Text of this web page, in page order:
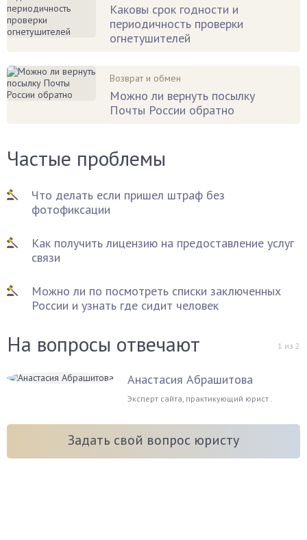
Каковы срок годности и
периодичность проверки
огнетушителей
Возврат и обмен
Можно ли вернуть посылку
Почты России обратно
Частые проблемы
Что делать если пришел штраф без
фотофиксации
Как получить лицензию на предоставление услуг
связи
Можно ли по посмотреть списки заключенных
России и узнать где сидит человек
На вопросы отвечают 1 из 2
Анастасия Абрашитова
Эксперт сайта, практикующий юрист .
Задать свой вопрос юристу